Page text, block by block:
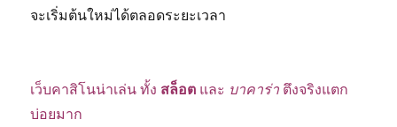
จะเริ่มต้นใหม่ได้ตลอดระยะเวลา
เว็บคาสิโนน่าเล่น ทั้ง สล็อต และ บาคาร่า ตึงจริงแตก
บ่อยมาก